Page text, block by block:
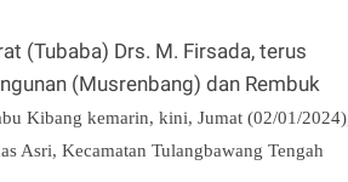
(Tubaba) Drs. M. Firsada, terus
(Musrenbang) dan Rembuk
Kibang kemarin, kini, Jumat (02/01/
Asri, Kecamatan Tulangbawang Tengah